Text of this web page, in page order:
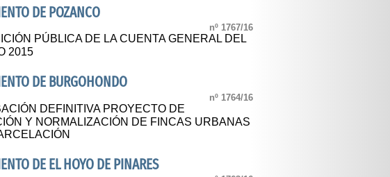
DE POZANCO
nº 1767/16
PÚBLICA DE LA CUENTA GENERAL DEL
2015
DE BURGOHONDO
nº 1764/16
DEFINITIVA PROYECTO DE
Y NORMALIZACIÓN DE FINCAS URBANAS
DE EL HOYO DE PINARES